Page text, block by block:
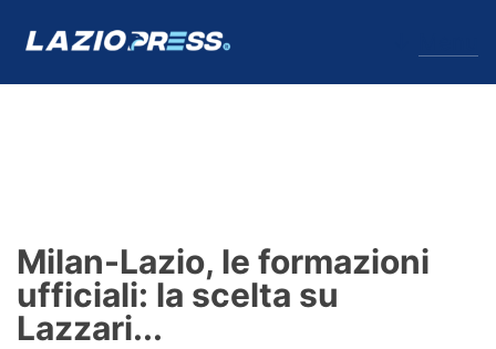
Formello
Infortuni
Milan-Lazio, le formazioni
ufficiali: la scelta su
Lazzari...